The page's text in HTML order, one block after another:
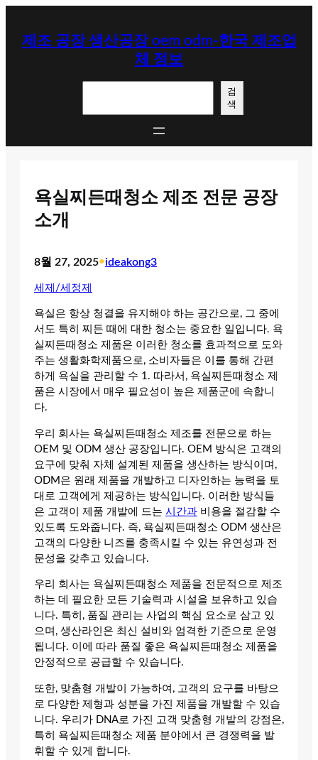
제조 공장 생산공장 oem odm-한국 제조업
체 정보
검
색
욕실찌든때청소 제조 전문 공장
소개
8월 27, 2025•ideakong3
세제/세정제
욕실은 항상 청결을 유지해야 하는 공간으로, 그 중에
서도 특히 찌든 때에 대한 청소는 중요한 일입니다. 욕
실찌든때청소 제품은 이러한 청소를 효과적으로 도와
주는 생활화학제품으로, 소비자들은 이를 통해 간편
하게 욕실을 관리할 수 1. 따라서, 욕실찌든때청소 제
품은 시장에서 매우 필요성이 높은 제품군에 속합니
다.
우리 회사는 욕실찌든때청소 제조를 전문으로 하는
OEM 및 ODM 생산 공장입니다. OEM 방식은 고객의
요구에 맞춰 자체 설계된 제품을 생산하는 방식이며,
ODM은 원래 제품을 개발하고 디자인하는 능력을 토
대로 고객에게 제공하는 방식입니다. 이러한 방식들
은 고객이 제품 개발에 드는 시간과 비용을 절감할 수
있도록 도와줍니다. 즉, 욕실찌든때청소 ODM 생산은
고객의 다양한 니즈를 충족시킬 수 있는 유연성과 전
문성을 갖추고 있습니다.
우리 회사는 욕실찌든때청소 제품을 전문적으로 제조
하는 데 필요한 모든 기술력과 시설을 보유하고 있습
니다. 특히, 품질 관리는 사업의 핵심 요소로 삼고 있
으며, 생산라인은 최신 설비와 엄격한 기준으로 운영
됩니다. 이에 따라 품질 좋은 욕실찌든때청소 제품을
안정적으로 공급할 수 있습니다.
또한, 맞춤형 개발이 가능하여, 고객의 요구를 바탕으
로 다양한 제형과 성분을 가진 제품을 개발할 수 있습
니다. 우리가 DNA로 가진 고객 맞춤형 개발의 강점은,
특히 욕실찌든때청소 제품 분야에서 큰 경쟁력을 발
휘할 수 있게 합니다.